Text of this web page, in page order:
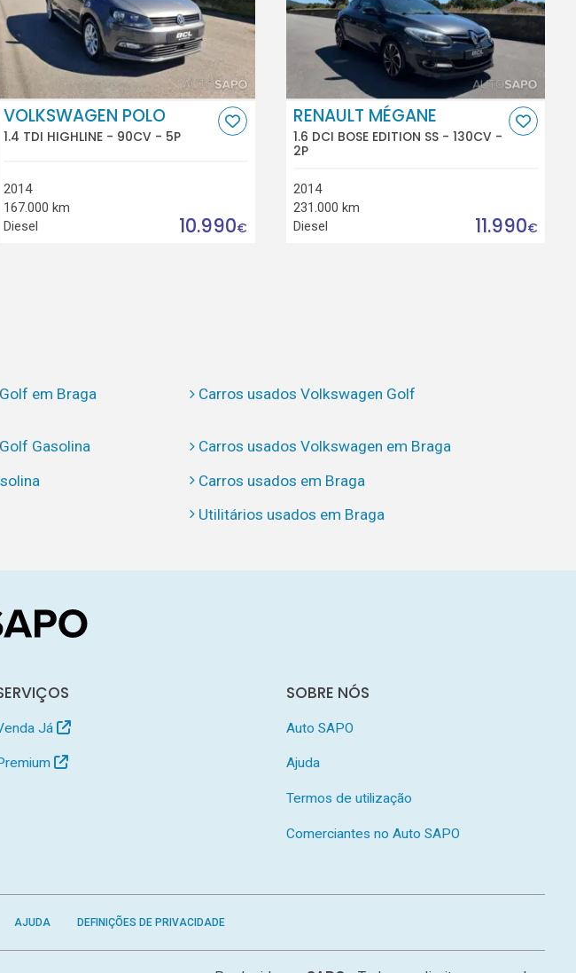
VOLKSWAGEN POLO
1.4 TDI HIGHLINE - 90CV - 5P
2014
167.000 km
Diesel
10.990€
RENAULT MÉGANE
1.6 DCI BOSE EDITION SS - 130CV -
2P
2014
231.000 km
Diesel
11.990€
em Braga
Carros usados Volkswagen Golf
Gasolina
Carros usados Volkswagen em Braga
Carros usados em Braga
Utilitários usados em Braga
Já
SOBRE NÓS
Auto SAPO
Ajuda
Termos de utilização
Comerciantes no Auto SAPO
AJUDA DEFINIÇÕES DE PRIVACIDADE